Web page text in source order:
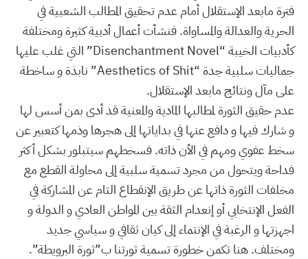
فترة مابعد الإستقلال أمام عدم تحقيق المطالب الشعبية في
الحرية والعدالة والمساواة. فنشأت أعمال أدبية كثيرة ومختلفة
كأدبيات الخيبة “Disenchantment Novel” التي غلب عليها
جماليات سلبية جدة “Aesthetics of Shit” نابذة و ساخطة
على مآل ونتائج مابعد الإستقلال.
عدم حقيق الثورة لمطالبها المادية والمعنية قد أدى بمن أسس لها
و شارك فيها و دافع عنها في بداياتها إلى هجرها وذمها كتعبير عن
سخط عفوي ومهم في الأن ذاته. فسخطهم سيتبلور بشكل أكثر
فداحة ويتحول من مجرد تسمية سلبية إلى محاولة القطع مع
مخلفات الثورة ذاتها عن طريق الإنقطاع التام عن المشاركة في
الفعل الإنتخابي أو إنعدام الثقة بين المواطن العادي و الدولة و
اجهزتها و الرغبة في الإنتماء إلى كيان ثقافي و سياسي جديد
ومختلف. هنا تكمن خطورة تسمية ثورتنا ب”ثورة البرويطة”.